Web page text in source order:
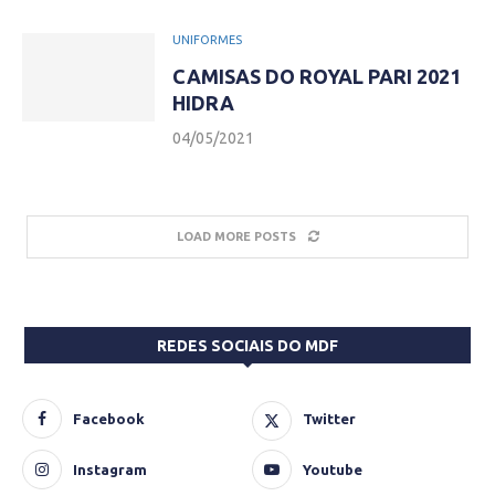
UNIFORMES
CAMISAS DO ROYAL PARI 2021
HIDRA
04/05/2021
LOAD MORE POSTS
REDES SOCIAIS DO MDF
Facebook Twitter
Instagram Youtube